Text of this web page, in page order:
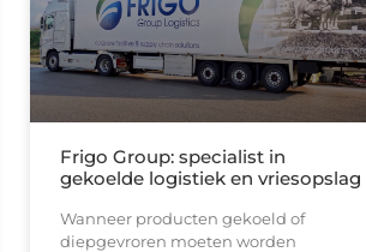
Frigo Group: specialist in
gekoelde logistiek en vriesopslag
Wanneer producten gekoeld of
diepgevroren moeten worden